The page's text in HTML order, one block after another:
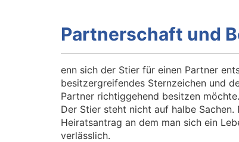
Partnerschaft und
enn sich der Stier für einen Partner
besitzergreifendes Sternzeichen und
Partner richtiggehend besitzen
Der Stier steht nicht auf halbe
Heiratsantrag an dem man sich ein
verlässlich.